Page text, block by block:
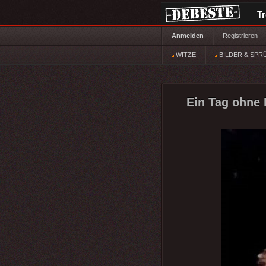
Anmelden Registrieren
WITZE BILDER &
Ein Tag ohne